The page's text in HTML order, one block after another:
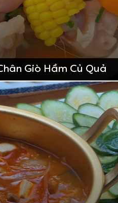
Giò Hầm Củ Quả